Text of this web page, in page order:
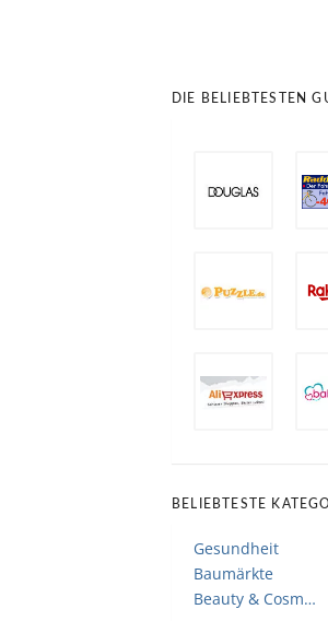
DIE BELIEBTESTEN
BELIEBTESTE
Gesundheit
Baumärkte
Beauty & Cosmetic